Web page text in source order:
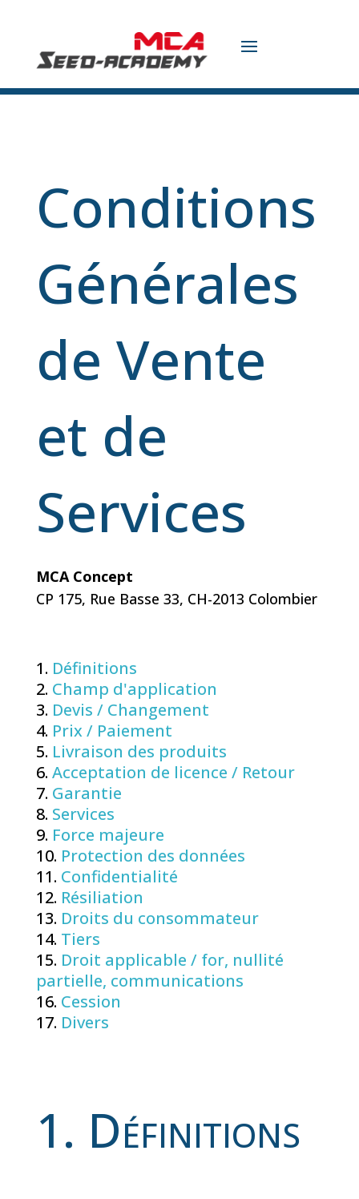
Conditions
Générales
de Vente
et de
Services
MCA Concept
CP 175, Rue Basse 33, CH-2013 Colombier
Définitions
Champ d'application
Devis / Changement
Prix / Paiement
Livraison des produits
Acceptation de licence / Retour
Garantie
Services
Force majeure
Protection des données
Confidentialité
Résiliation
Droits du consommateur
Tiers
Droit applicable / for, nullité
partielle, communications
Cession
Divers
1. Définitions